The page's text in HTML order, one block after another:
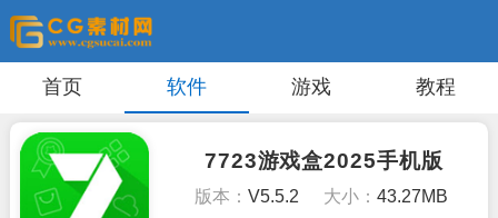
首页 软件 游戏 教程
7723游戏盒2025手机版
版本： V5.5.2 大小：43.27MB